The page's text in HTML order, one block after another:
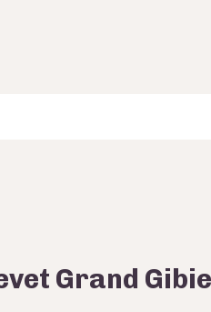
Grand